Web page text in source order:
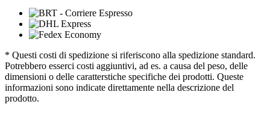
* Questi costi di spedizione si riferiscono alla spedizione standard.
Potrebbero esserci costi aggiuntivi, ad es. a causa del peso, delle
dimensioni o delle caratterstiche specifiche dei prodotti. Queste
informazioni sono indicate direttamente nella descrizione del
prodotto.